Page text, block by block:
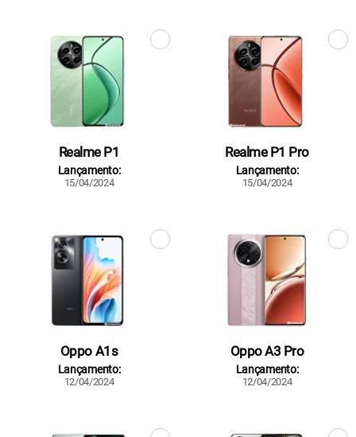
Realme P1
Lançamento:
15/04/2024
Realme P1 Pro
Lançamento:
15/04/2024
Oppo A1s
Lançamento:
12/04/2024
Oppo A3 Pro
Lançamento:
12/04/2024